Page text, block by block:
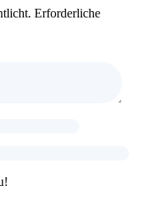
Erforderliche